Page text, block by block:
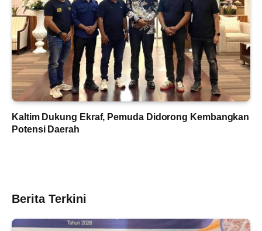
Kaltim Dukung Ekraf, Pemuda Didorong Kembangkan
Potensi Daerah
Berita Terkini